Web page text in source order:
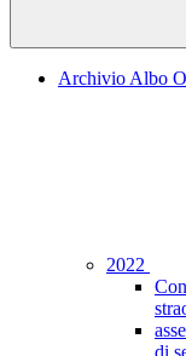
Archivio Albo
2022